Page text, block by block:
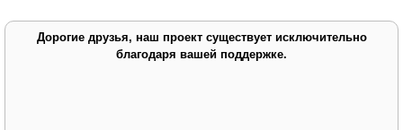
Дорогие друзья, наш проект существует исключительно
благодаря вашей поддержке.